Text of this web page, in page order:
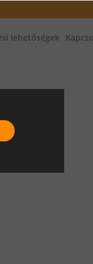
lehetőségek